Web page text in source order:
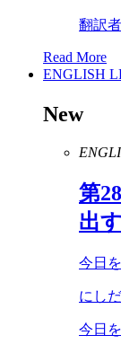
翻訳
Read More
ENGLISH
New
第
出
今日
にし
今日